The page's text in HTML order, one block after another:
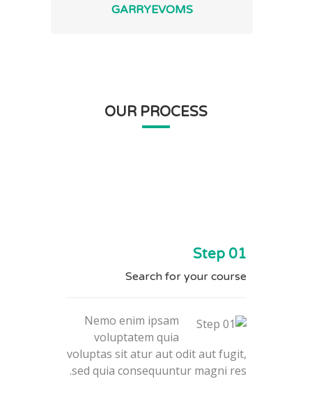
GARRYEVOMS
OUR PROCESS
Step 01
Search for your course
Nemo enim ipsam
voluptatem quia
voluptas sit atur aut odit aut fugit,
sed quia consequuntur magni res.